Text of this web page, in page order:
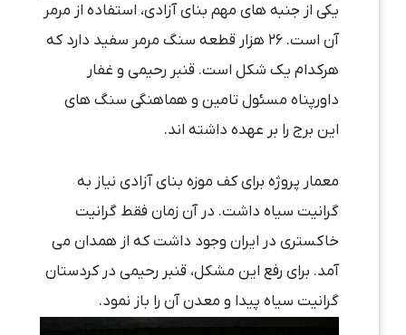
یکی از جنبه های مهم بنای آزادی، استفاده از مرمر
آن است. ۲۶ هزار قطعه سنگ مرمر سفید دارد که
هرکدام یک شکل است. قنبر رحیمی و غفار
داورپناه مسئول تامین و هماهنگی سنگ های
این برج را بر عهده داشته اند.
معمار پروژه برای کف موزه بنای آزادی نیاز به
گرانیت سیاه داشت. در آن زمان فقط گرانیت
خاکستری در ایران وجود داشت که از همدان می
آمد. برای رفع این مشکل، قنبر رحیمی در کردستان
گرانیت سیاه پیدا و معدن آن را باز نمود.